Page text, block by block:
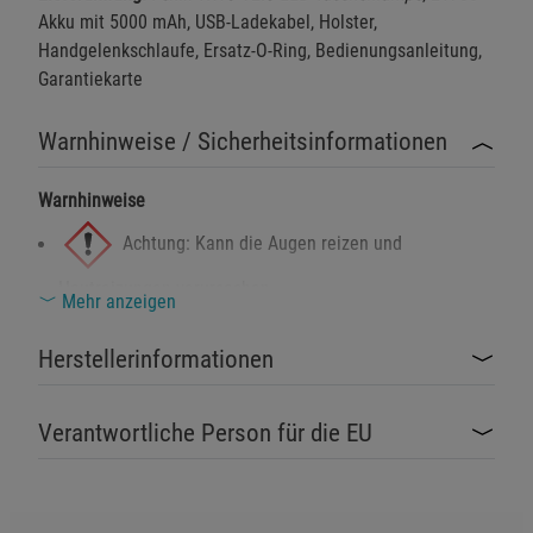
Akku mit 5000 mAh, USB-Ladekabel, Holster,
Handgelenkschlaufe, Ersatz-O-Ring, Bedienungsanleitung,
Garantiekarte
Warnhinweise / Sicherheitsinformationen
Warnhinweise
Achtung: Kann die Augen reizen und
Hautreizungen verursachen.
Gefahr: Kann bei längerer Exposition
Mehr anzeigen
Herstellerinformationen
Verantwortliche Person für die EU
Notwendige Cookies (5)
Cookie-Informationenanzeigen
Funktionale Cookies (1)
Beschreibung Funktionale Cookies
Statistik Cookies (2) Statistik Cookies
Cookie-Informationen anzeigen